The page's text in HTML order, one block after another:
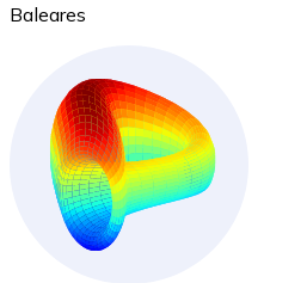
Ethereum
ETH
Baleares